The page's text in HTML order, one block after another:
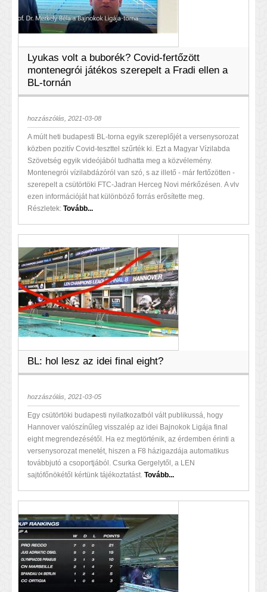
Lyukas volt a buborék? Covid-fertőzött
montenegrói játékos szerepelt a Fradi ellen a
BL-tornán
hozzászólás, 2021-03-08
A múlt heti budapesti BL-torna egyik szereplőjét a versenysorozat
közben pozitív Covid-teszttel szűrték ki. Ezt a Magyar Vízilabda
Szövetség egyik videójából tudhatta meg a közvélemény.
Montenegrói vízilabdázóról van szó, s az illető - már fertőzötten -
szerepelt a csütörtöki FTC-Jadran Herceg Novi mérkőzésen. A vlv
ezen információját hat különböző forrás erősítette meg.
Részletek: Tovább...
BL: hol lesz az idei final eight?
hozzászólás, 2021-03-05
Egy csütörtöki budapesti nyilatkozatból vált publikussá, hogy
Hannover valószínűleg visszalép az idei Bajnokok Ligája final
eight megrendezésétől. Ha ez megtörténik, az érdemben érinti a
versenysorozat menetét, hiszen a F8 házigazdája automatikus
továbbjutó a csoportjából. Csurka Gergelytől, a LEN
sajtófőnökétől kértünk tájékoztatást. Tovább...